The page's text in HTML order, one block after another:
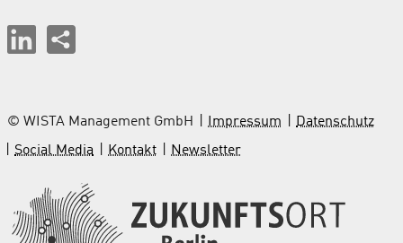
© WISTA Management GmbH Impressum
Datenschutz
Social Media
Kontakt Newsletter